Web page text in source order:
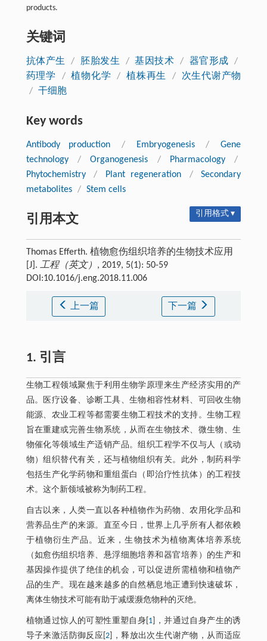
products.
关键词
抗体产生 / 胚胎发生 / 基因技术 / 器官形成
/
药理学
/ 植物化学 / 植株再生 /
次生代谢产物
/ 干细胞
Key words
Antibody production / Embryogenesis /
Gene
technology
/ Organogenesis / Pharmacology
/
Phytochemistry
/ Plant regeneration /
Secondary
metabolites / Stem cells
引用本文 引用格式 ▾
Thomas Efferth. 植物愈伤组织培养的生物技术应用
[J]. 工程（英文） , 2019, 5(1): 50-59
DOI:10.1016/j.eng.2018.11.006
上一篇 下一篇
1. 引言
生物工程领域聚焦于利用生物学原理来生产经济实用的产
品。医疗设备、诊断工具、生物相容性材料、可回收生物
能源、农业工程等都需要生物工程技术的支持。生物工程
旨在重建或完善生物系统，从而在生物技术、微生物、生
物催化等领域生产适销产品。组织工程学不仅与人（或动
物）组织替代有关，还与植物组织有关。此外，制药科学
包括生产化学药物和重组蛋白（即治疗性抗体）的工程技
术。这个新领域被称为制药工程。
自古以来，人类一直以各种植物作为药物、农用化学品和
营养品生产的来源。直至今日，世界上几乎所有人都依赖
于植物衍生产品。近来，生物技术为植物离体培养系统
（如愈伤组织培养、悬浮细胞培养和器官培养）的生产和
基因操作提供了绝佳的机会，可以促进所需植物和植物产
品的生产。现在越来越多的自然栖息地正遭到快速破坏，
离体生物技术可能有助于减缓濒危物种的灭绝。
植物通过惊人的可塑性重塑自身[ 1 ]，并通过自身产生的诱
导子来激活防御反应[2 ]，释放出次生代谢产物，从而适应